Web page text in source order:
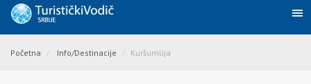
Početna Info/Destinacije Kuršumlija